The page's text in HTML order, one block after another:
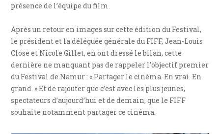
présence de l’équipe du film.
Après un retour en images sur cette édition du Festival,
le président et la déléguée générale du FIFF, Jean-Louis
Close et Nicole Gillet, en ont dressé le bilan, cette
dernière ne manquant pas de rappeler l’objectif premier
du Festival de Namur : « Partager le cinéma. En vrai. En
grand. » Et de rajouter que c’est avec les plus jeunes,
spectateurs d’aujourd’hui et de demain, que le FIFF
souhaite notamment partager ce cinéma.